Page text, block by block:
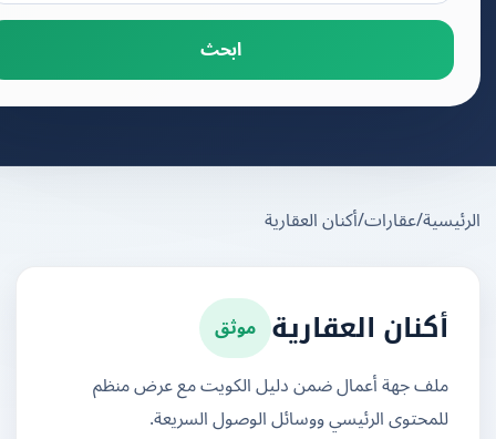
ابحث
/عقارات/أكنان العقارية
أكنان العقارية
موثق
ملف جهة أعمال ضمن دليل الكويت مع عرض منظم
للمحتوى الرئيسي ووسائل الوصول السريعة.